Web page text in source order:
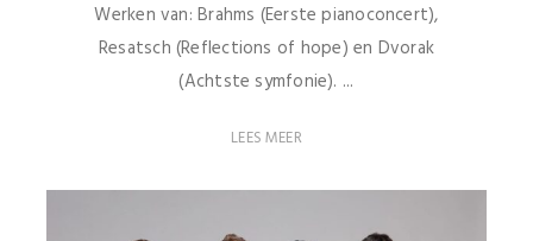
Werken van: Brahms (Eerste pianoconcert),
Resatsch (Reflections of hope) en Dvorak
(Achtste symfonie). ...
LEES MEER